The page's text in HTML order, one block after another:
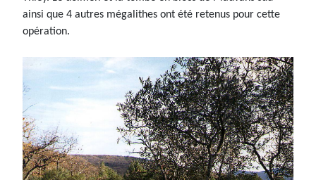
ainsi que 4 autres mégalithes ont été retenus pour cette
opération.